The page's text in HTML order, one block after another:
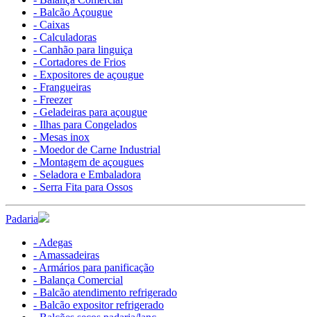
- Balcão Açougue
- Caixas
- Calculadoras
- Canhão para linguiça
- Cortadores de Frios
- Expositores de açougue
- Frangueiras
- Freezer
- Geladeiras para açougue
- Ilhas para Congelados
- Mesas inox
- Moedor de Carne Industrial
- Montagem de açougues
- Seladora e Embaladora
- Serra Fita para Ossos
Padaria
- Adegas
- Amassadeiras
- Armários para panificação
- Balança Comercial
- Balcão atendimento refrigerado
- Balcão expositor refrigerado